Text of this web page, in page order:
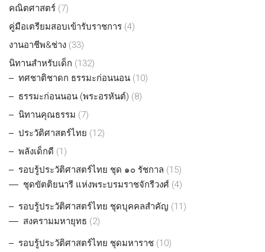
คณิตศาสตร์ (7)
คู่มือเตรียมสอบเข้ารับราชการ (4)
งานอาชีพ&ช่าง (33)
นิทานสำหรับเด็ก (132)
ทศชาติชาดก ธรรมะก่อนนอน (10)
ธรรมะก่อนนอน (พระอรหันต์) (8)
นิทานคุณธรรม (7)
ประวัติศาสตร์ไทย (12)
พลังเด็กดี (1)
รอบรู้ประวัติศาสตร์ไทย ชุด ๑๐ รัชกาล (15)
ชุดขัตติยนารี แห่งพระบรมราชจักรีวงศ์ (4)
รอบรู้ประวัติศาสตร์ไทย ชุดบุคคลสำคัญ (11)
สงครามมหายุทธ (2)
รอบรู้ประวัติศาสตร์ไทย ชุดมหาราช (10)